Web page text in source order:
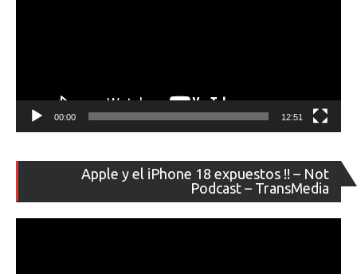
00:00 12:51
Apple y el iPhone 18 expuestos !! – Not
Podcast – TransMedia
de